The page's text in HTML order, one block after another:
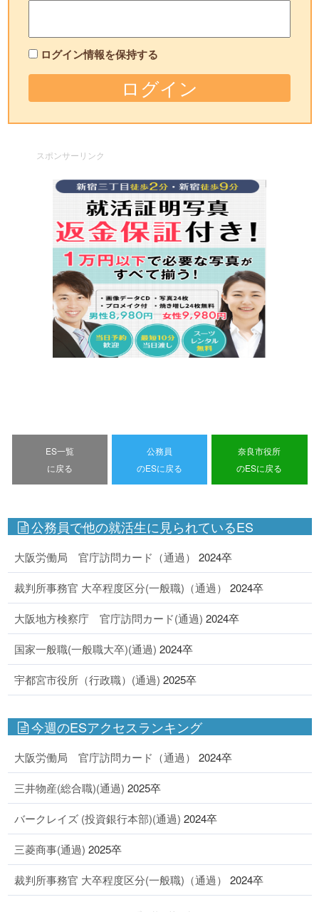
ログイン情報を保持する
スポンサーリンク
ES一覧
に戻る
公務員
のESに戻る
奈良市役所
のESに戻る
公務員で他の就活生に見られているES
大阪労働局 官庁訪問カード（通過） 2024卒
裁判所事務官 大卒程度区分(一般職)（通過） 2024卒
大阪地方検察庁 官庁訪問カード(通過) 2024卒
国家一般職(一般職大卒)(通過) 2024卒
宇都宮市役所（行政職）(通過) 2025卒
今週のESアクセスランキング
大阪労働局 官庁訪問カード（通過） 2024卒
三井物産(総合職)(通過) 2025卒
バークレイズ (投資銀行本部)(通過) 2024卒
三菱商事(通過) 2025卒
裁判所事務官 大卒程度区分(一般職)（通過） 2024卒